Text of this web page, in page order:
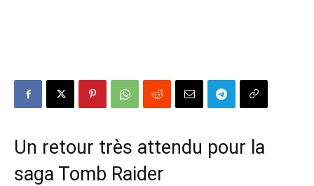
Un retour très attendu pour la
saga Tomb Raider